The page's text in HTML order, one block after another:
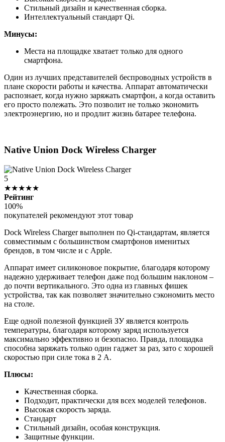
Стильный дизайн и качественная сборка.
Интеллектуальный стандарт Qi.
Минусы:
Места на площадке хватает только для одного
смартфона.
Один из лучших представителей беспроводных устройств в
плане скорости работы и качества. Аппарат автоматически
распознает, когда нужно заряжать смартфон, а когда оставить
его просто полежать. Это позволит не только экономить
электроэнергию, но и продлит жизнь батарее телефона.
Native Union Dock Wireless Charger
5
★★★★★
Рейтинг
100%
покупателей рекомендуют этот товар
Dock Wireless Charger выполнен по Qi-стандартам, является
совместимым с большинством смартфонов именитых
брендов, в том числе и с Apple.
Аппарат имеет силиконовое покрытие, благодаря которому
надежно удерживает телефон даже под большим наклоном –
до почти вертикального. Это одна из главных фишек
устройства, так как позволяет значительно сэкономить место
на столе.
Еще одной полезной функцией ЗУ является контроль
температуры, благодаря которому заряд используется
максимально эффективно и безопасно. Правда, площадка
способна заряжать только один гаджет за раз, зато с хорошей
скоростью при силе тока в 2 А.
Плюсы:
Качественная сборка.
Подходит, практически для всех моделей телефонов.
Высокая скорость заряда.
Стандарт
Стильный дизайн, особая конструкция.
Защитные функции.